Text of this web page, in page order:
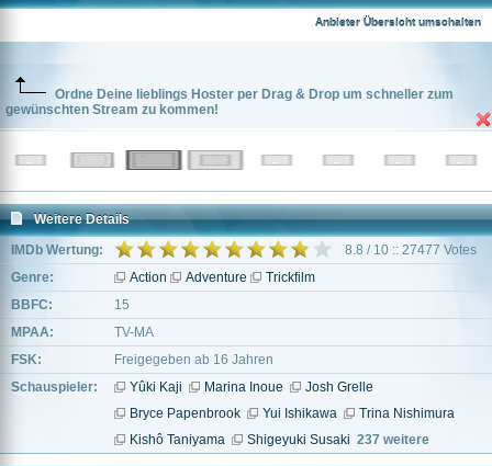
Anbieter Übersicht umschalten
Ordne Deine lieblings Hoster per Drag & Drop um schneller zum
gewünschten Stream zu kommen!
Weitere Details
IMDb Wertung:
8.8 / 10 :: 27477 Votes
Genre:
Action Adventure
Trickfilm
BBFC:
15
MPAA:
TV-MA
FSK:
Freigegeben ab 16 Jahren
Schauspieler:
Yûki Kaji Marina Inoue
Josh Grelle
Bryce Papenbrook
Yui Ishikawa
Trina Nishimura
Kishô Taniyama
Shigeyuki Susaki 237 weitere